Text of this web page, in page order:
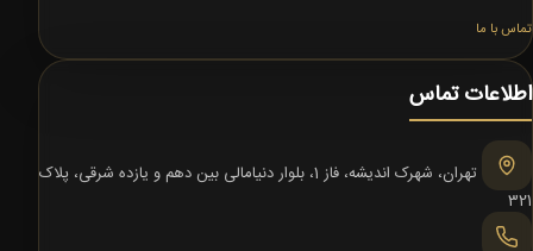
تماس با ما
اطلاعات تماس
تهران، شهرک اندیشه، فاز 1، بلوار دنیامالی بین دهم و یازده شرقی، پلاک
321